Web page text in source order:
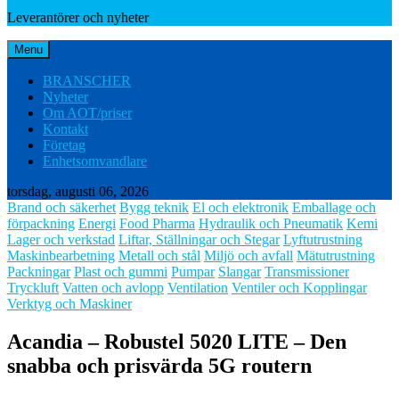
Leverantörer och nyheter
Menu
BRANSCHER
Nyheter
Om AOT/priser
Kontakt
Företag
Enhetsomvandlare
torsdag, augusti 06, 2026
Brand och säkerhet Bygg teknik El och elektronik Emballage och
förpackning Energi Food Pharma Hydraulik och Pneumatik Kemi
Lager och verkstad Liftar, Ställningar och Stegar Lyftutrustning
Maskinbearbetning Metall och stål Miljö och avfall Mätutrustning
Packningar Plast och gummi Pumpar Slangar Transmissioner
Tryckluft Vatten och avlopp Ventilation Ventiler och Kopplingar
Verktyg och Maskiner
Acandia – Robustel 5020 LITE – Den
snabba och prisvärda 5G routern